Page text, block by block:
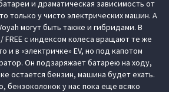
и драматическая зависимость от
только у чисто электрических машин. А
могут быть также и гибридами. В
с индексом колеса вращают те же
и в «электричке» EV, но под капотом
Он подзаряжает батарею на ходу,
остается бензин, машина будет ехать.
бензоколонок у нас пока еще всяко